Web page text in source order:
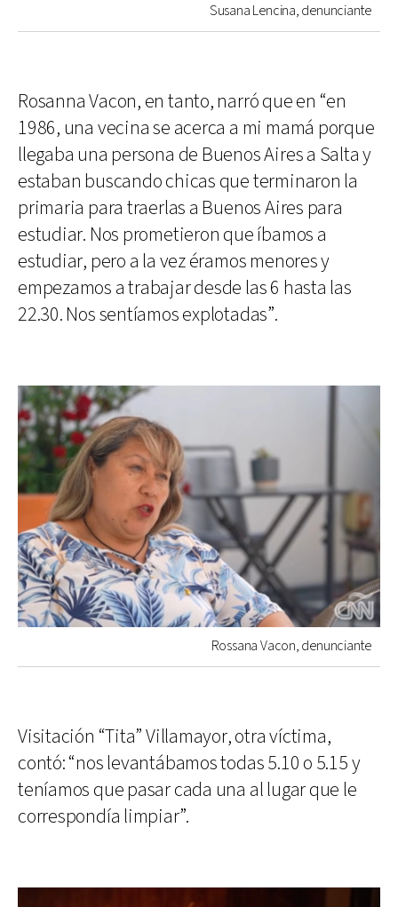
Susana Lencina, denunciante
Rosanna Vacon, en tanto, narró que en “en
1986, una vecina se acerca a mi mamá porque
llegaba una persona de Buenos Aires a Salta y
estaban buscando chicas que terminaron la
primaria para traerlas a Buenos Aires para
estudiar. Nos prometieron que íbamos a
estudiar, pero a la vez éramos menores y
empezamos a trabajar desde las 6 hasta las
22.30. Nos sentíamos explotadas”.
Rossana Vacon, denunciante
Visitación “Tita” Villamayor, otra víctima,
contó: “nos levantábamos todas 5.10 o 5.15 y
teníamos que pasar cada una al lugar que le
correspondía limpiar”.